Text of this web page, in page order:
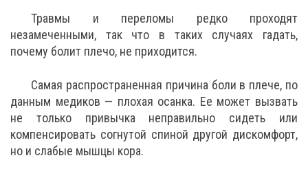
Травмы и переломы редко проходят
незамеченными, так что в таких случаях гадать,
почему болит плечо, не приходится.
Самая распространенная причина боли в плече, по
данным медиков — плохая осанка. Ее может вызвать
не только привычка неправильно сидеть или
компенсировать согнутой спиной другой дискомфорт,
но и слабые мышцы кора.